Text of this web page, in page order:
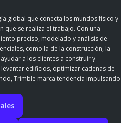
global que conecta los mundos físico y
que se realiza el trabajo. Con una
preciso, modelado y análisis de
como la de la construcción, la
a los clientes a construir y
edificios, optimizar cadenas de
Trimble marca tendencia impulsando